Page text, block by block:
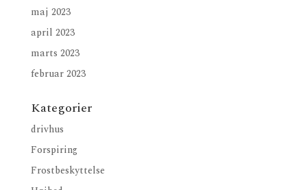
maj 2023
april 2023
marts 2023
februar 2023
Kategorier
drivhus
Forspiring
Frostbeskyttelse